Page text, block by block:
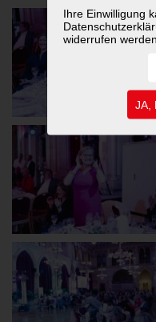
Ihre Einwilligung
widerrufen werden.
JA,